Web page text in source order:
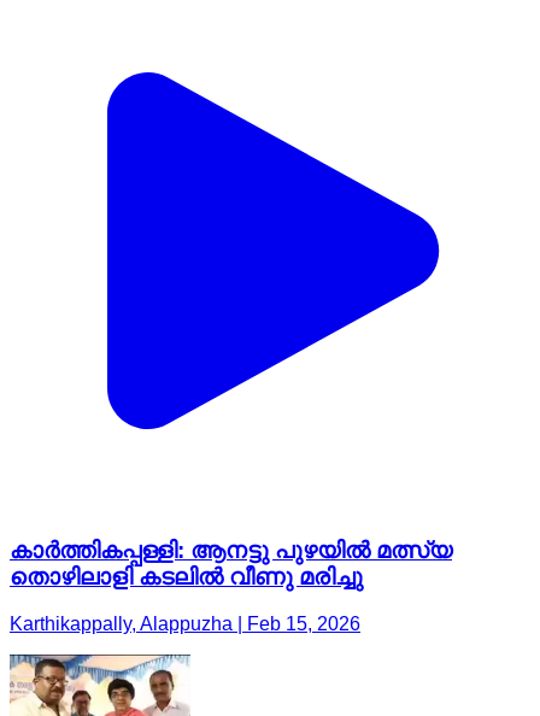
കാർത്തികപ്പള്ളി: ആനട്ടു പുഴയിൽ മത്സ്യ
തൊഴിലാളി കടലിൽ വീണു മരിച്ചു
Karthikappally, Alappuzha | Feb 15, 2026